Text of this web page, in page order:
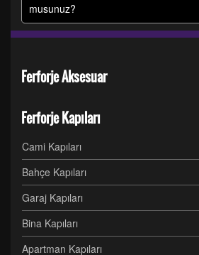
musunuz?
Ferforje Aksesuar
Ferforje Kapıları
Cami Kapıları
Bahçe Kapıları
Garaj Kapıları
Bina Kapıları
Apartman Kapıları